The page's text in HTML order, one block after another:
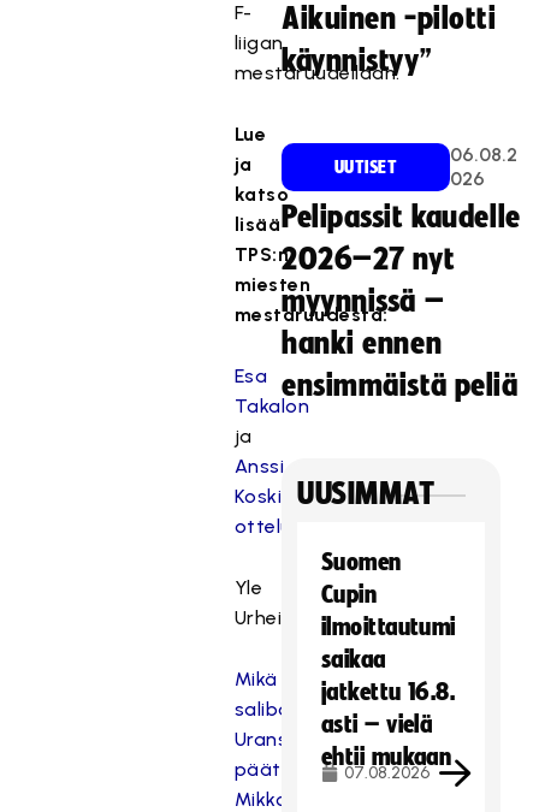
F-
liigan
mestaruudellaan.
Lue
ja
katso
lisää
TPS:n
miesten
mestaruudesta:
Esa
Takalon
ja
Anssi
Koskisen
ottelukuvat
Yle
Urheilu:
Mikä
salibandytrilleri!
Uransa
päättävä
Mikko
Aikuinen -pilotti
käynnistyy”
UUTISET
06.08.2
026
Pelipassit kaudelle
2026–27 nyt
myynnissä –
hanki ennen
ensimmäistä peliä
UUSIMMAT
Suomen
Cupin
ilmoittautumi
saikaa
jatkettu 16.8.
asti – vielä
ehtii mukaan
07.08.2026